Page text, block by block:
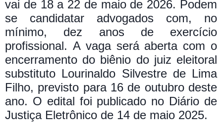
vai de 18 a 22 de maio de 2026. Podem
se candidatar advogados com, no
mínimo, dez anos de exercício
profissional. A vaga será aberta com o
encerramento do biênio do juiz eleitoral
substituto Lourinaldo Silvestre de Lima
Filho, previsto para 16 de outubro deste
ano. O edital foi publicado no Diário de
Justiça Eletrônico de 14 de maio 2025.